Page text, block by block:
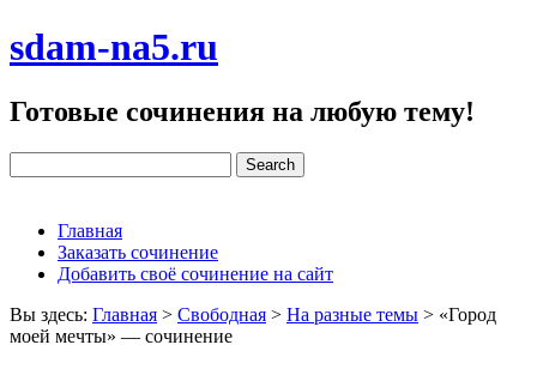
sdam-na5.ru
Готовые сочинения на любую тему!
Главная
Заказать сочинение
Добавить своё сочинение на сайт
Вы здесь: Главная > Свободная > На разные темы > «Город
моей мечты» — сочинение